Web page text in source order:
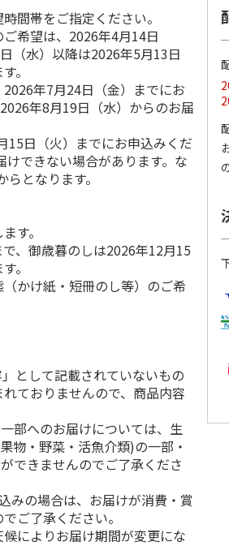
＜お中元＞保存に便
し辛子明太子
5.0（2）
(送料・税込)
＜お中元＞博多ふく
上切れ
5.0（1）
(送料・税込)
間帯をご指定ください。
希望は、2026年4月14日
（水）以降は2026年5月13日
。
年7月24日（金）までにお
年8月19日（水）からのお届
日（火）までにお申込みくだ
できない場合があります。な
となります。
す。
、御歳暮のしは2026年12月15
。
かけ紙・短冊のし等）のご希
として記載されていないもの
ておりませんので、商品内容
部へのお届けについては、生
物・野菜・活魚介類)の一部・
できませんのでご了承くださ
みの場合は、お届けが消費・賞
ご了承ください。
によりお届け期間が変更にな